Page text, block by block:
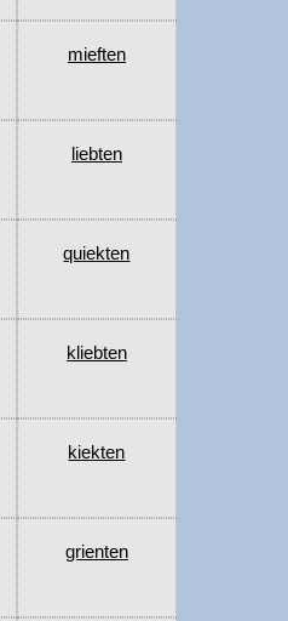
mieften
liebten
quiekten
kliebten
kiekten
grienten